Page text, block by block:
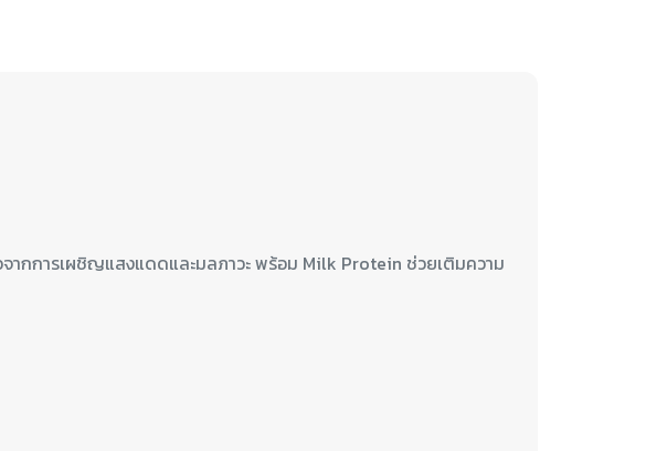
ากการเผชิญแสงแดดและมลภาวะ พร้อม Milk Protein ช่วยเติมความ